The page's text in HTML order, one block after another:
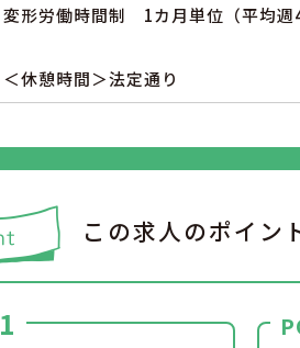
変形労働時間制 1カ月単位（平均週
＜休憩時間＞法定通り
この求人のポイン
1